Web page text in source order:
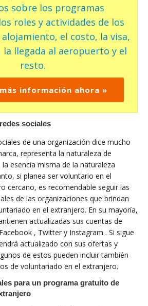
sobre los programas
roles y actividades de los
el costo, la visa,
la llegada al aeropuerto y el
resto.
información ahora »
sociales
de una organización dice mucho
representa la naturaleza de
esencia misma de la naturaleza
si planea ser voluntario en el
cercano, es recomendable seguir las
de las organizaciones que brindan
en el extranjero. En su mayoría,
actualizadas sus cuentas de
, Twitter y Instagram . Si sigue
actualizado con sus ofertas y
de estos pueden incluir también
de voluntariado en el extranjero.
para un programa gratuito de